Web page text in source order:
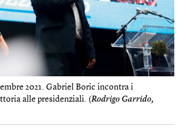
2021. Gabriel Boric incontra i
alle presidenziali. (Rodrigo Garrido,